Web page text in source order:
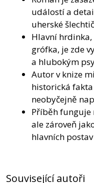
událostí a
uherské
Hlavní
grófka, je zde
a hlubokým
Autor v knize
historická
neobyčejně
Příběh funguje
ale zároveň
hlavních
Související autoři